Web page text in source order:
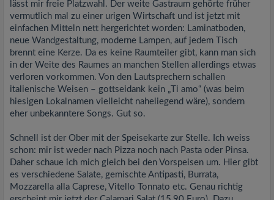
lässt mir freie Platzwahl. Der weite Gastraum gehörte früher
vermutlich mal zu einer urigen Wirtschaft und ist jetzt mit
einfachen Mitteln nett hergerichtet worden: Laminatboden,
neue Wandgestaltung, moderne Lampen, auf jedem Tisch
brennt eine Kerze. Da es keine Raumteiler gibt, kann man sich
in der Weite des Raumes an manchen Stellen allerdings etwas
verloren vorkommen. Von den Lautsprechern schallen
italienische Weisen – gottseidank kein „Ti amo“ (was beim
hiesigen Lokalnamen vielleicht naheliegend wäre), sondern
eher unbekanntere Songs. Gut so.
Schnell ist der Ober mit der Speisekarte zur Stelle. Ich weiss
schon: mir ist weder nach Pizza noch nach Pasta oder Pinsa.
Daher schaue ich mich gleich bei den Vorspeisen um. Hier gibt
es verschiedene Salate, gemischte Antipasti, Burrata,
Mozzarella alla Caprese, Vitello Tonnato etc. Genau richtig